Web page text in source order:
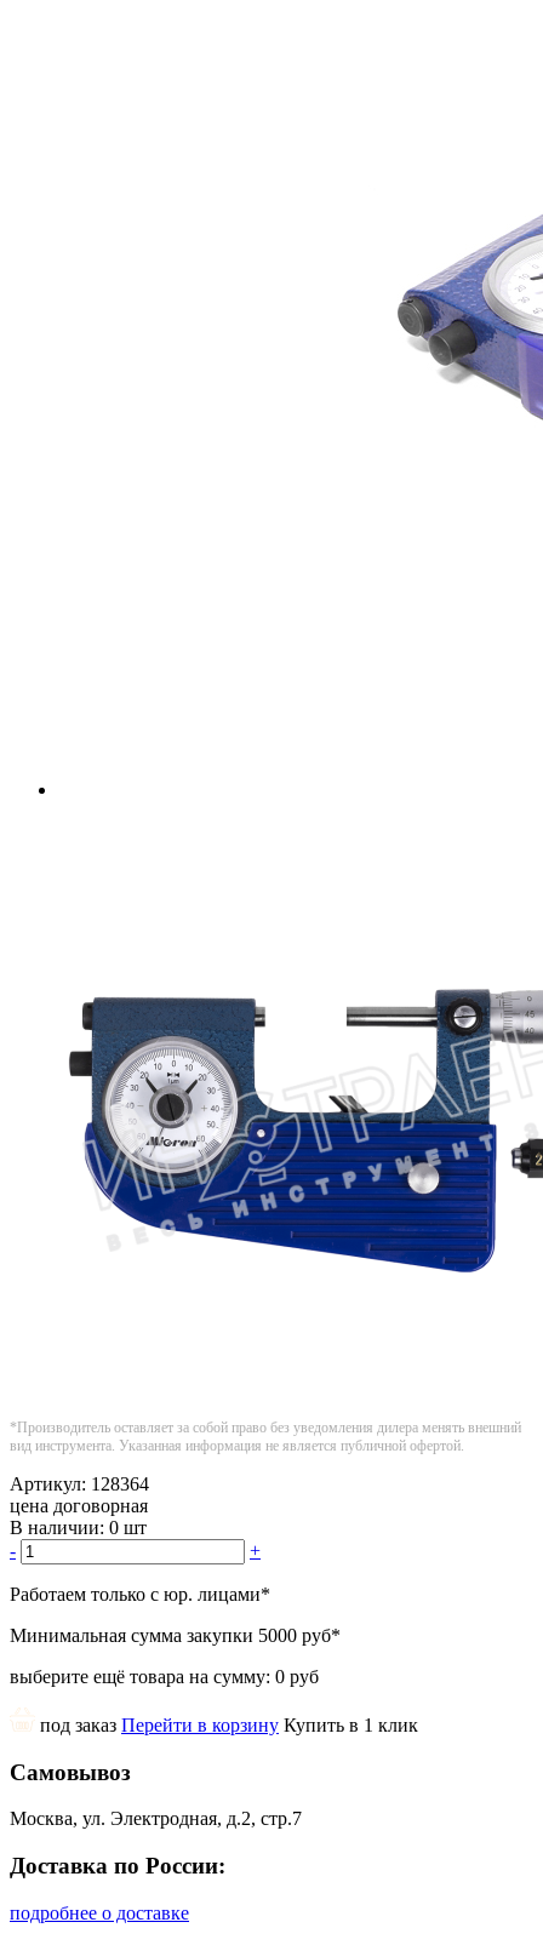
*Производитель оставляет за собой право без уведомления дилера менять внешний
вид инструмента. Указанная информация не является публичной офертой.
Артикул: 128364
цена договорная
В наличии: 0 шт
-
+
Работаем только с юр. лицами*
Минимальная сумма закупки 5000 руб*
выберите ещё товара на сумму: 0 руб
под заказ Перейти в корзину Купить в 1 клик
Самовывоз
Москва, ул. Электродная, д.2, стр.7
Доставка по России:
подробнее о доставке